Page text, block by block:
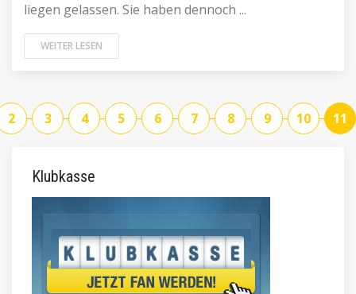
liegen gelassen. Sie haben dennoch ...
WEITER LESEN
2 3 4 5 6 7 8 9 10 11
Klubkasse